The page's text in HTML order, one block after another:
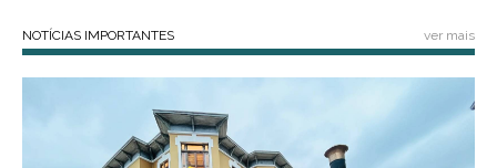
NOTÍCIAS IMPORTANTES ver mais